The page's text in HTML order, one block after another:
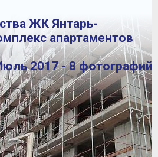
ЖК Янтарь-
апартаментов
2017 - 8 фотографий